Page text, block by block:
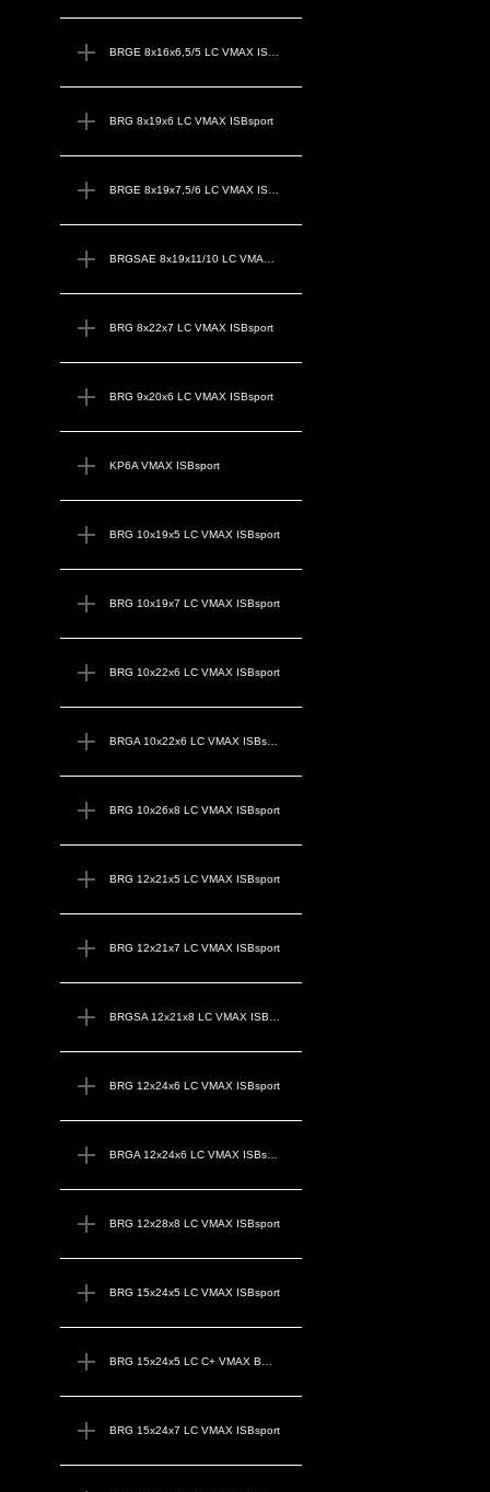
BRGE 8x16x6,5/5 LC VMAX ISBsport
BRG 8x19x6 LC VMAX ISBsport
BRGE 8x19x7,5/6 LC VMAX ISBsport
BRGSAE 8x19x11/10 LC VMAX ISBsport
BRG 8x22x7 LC VMAX ISBsport
BRG 9x20x6 LC VMAX ISBsport
KP6A VMAX ISBsport
BRG 10x19x5 LC VMAX ISBsport
BRG 10x19x7 LC VMAX ISBsport
BRG 10x22x6 LC VMAX ISBsport
BRGA 10x22x6 LC VMAX ISBsport
BRG 10x26x8 LC VMAX ISBsport
BRG 12x21x5 LC VMAX ISBsport
BRG 12x21x7 LC VMAX ISBsport
BRGSA 12x21x8 LC VMAX ISBsport
BRG 12x24x6 LC VMAX ISBsport
BRGA 12x24x6 LC VMAX ISBsport
BRG 12x28x8 LC VMAX ISBsport
BRG 15x24x5 LC VMAX ISBsport
BRG 15x24x5 LC C+ VMAX BO ISBsport
BRG 15x24x7 LC VMAX ISBsport